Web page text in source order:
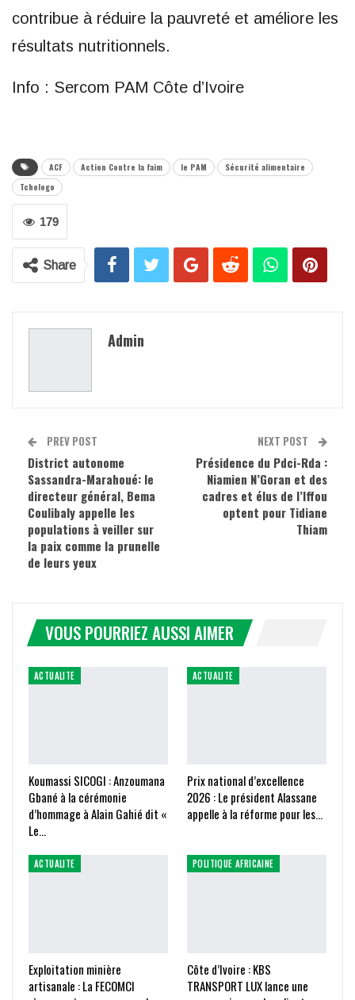
contribue à réduire la pauvreté et améliore les
résultats nutritionnels.
Info : Sercom PAM Côte d’Ivoire
ACF Action Contre la faim le PAM
Sécurité alimentaire
Tchologo
179
Share
Admin
PREV POST
District autonome
Sassandra-Marahoué: le
directeur général, Bema
Coulibaly appelle les
populations à veiller sur
la paix comme la prunelle
de leurs yeux
NEXT POST
Présidence du Pdci-Rda :
Niamien N’Goran et des
cadres et élus de l’Iffou
optent pour Tidiane
Thiam
VOUS POURRIEZ AUSSI AIMER
ACTUALITE
Koumassi SICOGI : Anzoumana
Gbané à la cérémonie
d’hommage à Alain Gahié dit «
Le…
ACTUALITE
Prix national d’excellence
2026 : Le président Alassane
appelle à la réforme pour les…
ACTUALITE
Exploitation minière
artisanale : La FECOMCI
POLITIQUE AFRICAINE
Côte d’Ivoire : KBS
TRANSPORT LUX lance une